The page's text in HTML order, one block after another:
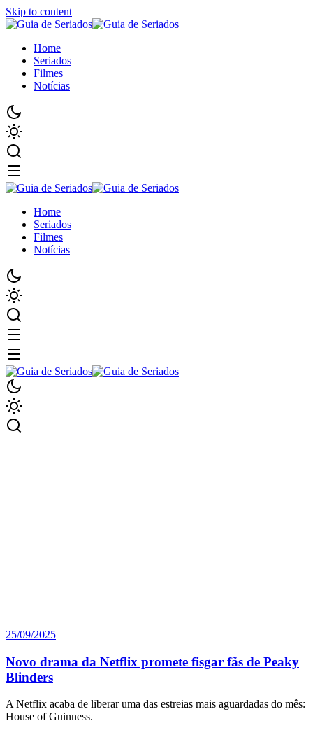
Skip to content
Home
Seriados
Filmes
Notícias
Home
Seriados
Filmes
Notícias
25/09/2025
Novo drama da Netflix promete fisgar fãs de Peaky
Blinders
A Netflix acaba de liberar uma das estreias mais aguardadas do mês:
House of Guinness.